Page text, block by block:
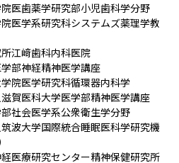
医歯薬学研究部小児歯科学分野
医学系研究科システムズ薬理学教
江﨑歯科内科医院
部神経精神医学講座
院医学研究科循環器内科学
賀医科大学医学部精神医学講座
社会医学系公衆衛生学分野
波大学国際統合睡眠医科学研究機
医療研究センター精神保健研究所